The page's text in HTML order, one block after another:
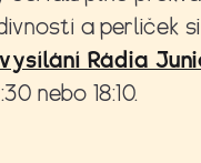
a perliček
vysílání Rádia
nebo 18:10.